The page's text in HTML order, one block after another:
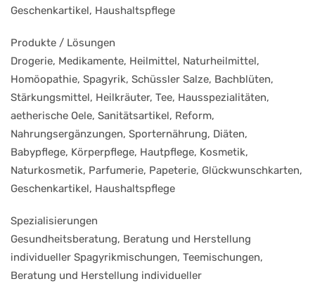
Geschenkartikel, Haushaltspflege
Produkte / Lösungen
Drogerie, Medikamente, Heilmittel, Naturheilmittel,
Homöopathie, Spagyrik, Schüssler Salze, Bachblüten,
Stärkungsmittel, Heilkräuter, Tee, Hausspezialitäten,
aetherische Oele, Sanitätsartikel, Reform,
Nahrungsergänzungen, Sporternährung, Diäten,
Babypflege, Körperpflege, Hautpflege, Kosmetik,
Naturkosmetik, Parfumerie, Papeterie, Glückwunschkarten,
Geschenkartikel, Haushaltspflege
Spezialisierungen
Gesundheitsberatung, Beratung und Herstellung
individueller Spagyrikmischungen, Teemischungen,
Beratung und Herstellung individueller